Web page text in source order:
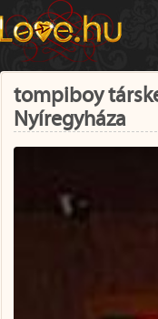
tompiboy
Nyíregyháza